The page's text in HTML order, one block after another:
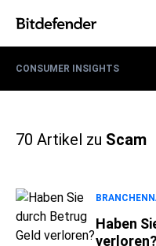
CONSUMER INSIGHTS
70 Artikel zu Scam
Haben